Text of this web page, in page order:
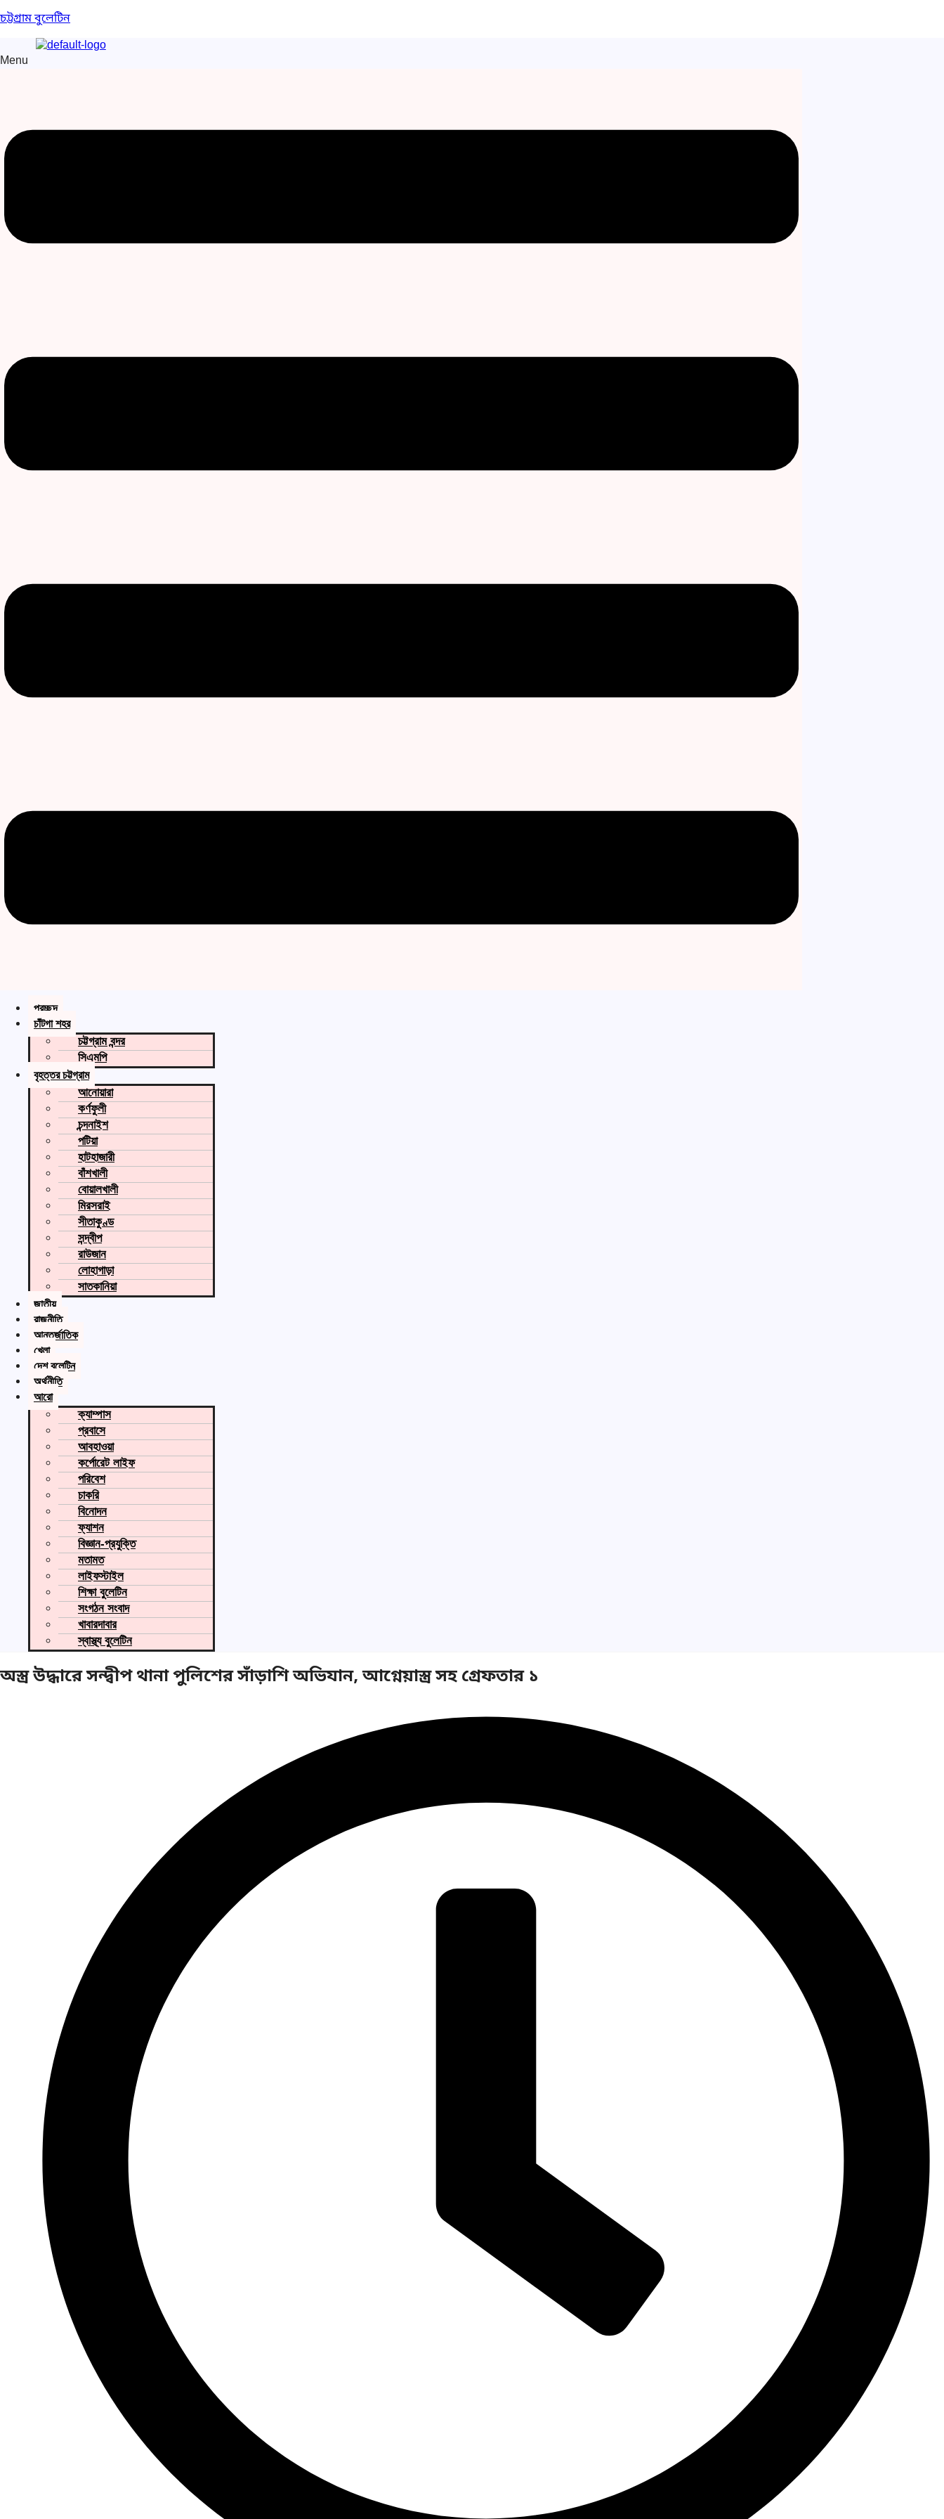
চট্টগ্রাম বুলেটিন
Menu
প্রচ্ছদ
চাঁটগা শহর
চট্টগ্রাম বন্দর
সিএমপি
বৃহত্তর চট্টগ্রাম
আনোয়ারা
কর্ণফুলী
চন্দনাইশ
পটিয়া
হাটহাজারী
বাঁশখালী
বোয়ালখালী
মিরসরাই
সীতাকুণ্ড
সন্দ্বীপ
রাউজান
লোহাগাড়া
সাতকানিয়া
জাতীয়
রাজনীতি
আন্তর্জাতিক
খেলা
দেশ বুলেটিন
অর্থনীতি
আরো
ক্যাম্পাস
প্রবাসে
আবহাওয়া
কর্পোরেট লাইফ
পরিবেশ
চাকরি
বিনোদন
ফ্যাশন
বিজ্ঞান-প্রযুক্তি
মতামত
লাইফস্টাইল
শিক্ষা বুলেটিন
সংগঠন সংবাদ
খাবারদাবার
স্বাস্থ্য বুলেটিন
অস্ত্র উদ্ধারে সন্দ্বীপ থানা পুলিশের সাঁড়াশি অভিযান, আগ্নেয়াস্ত্র সহ গ্রেফতার ১